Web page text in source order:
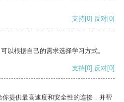
支持[0] 反对[0]
以根据自己的需求选择学习方式。
支持[0] 反对[0]
提供最高速度和安全性的连接，并帮